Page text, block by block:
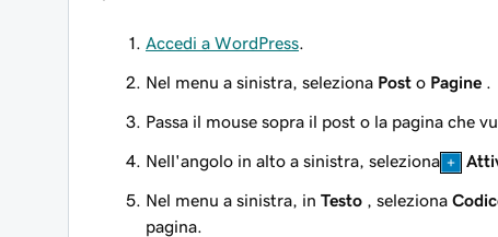
Accedi a WordPress
Nel menu a sinistra, seleziona Post o Pagine
Passa il mouse sopra il post o la pagina che
Nell'angolo in alto a sinistra, seleziona
Nel menu a sinistra, in Testo , seleziona
pagina.